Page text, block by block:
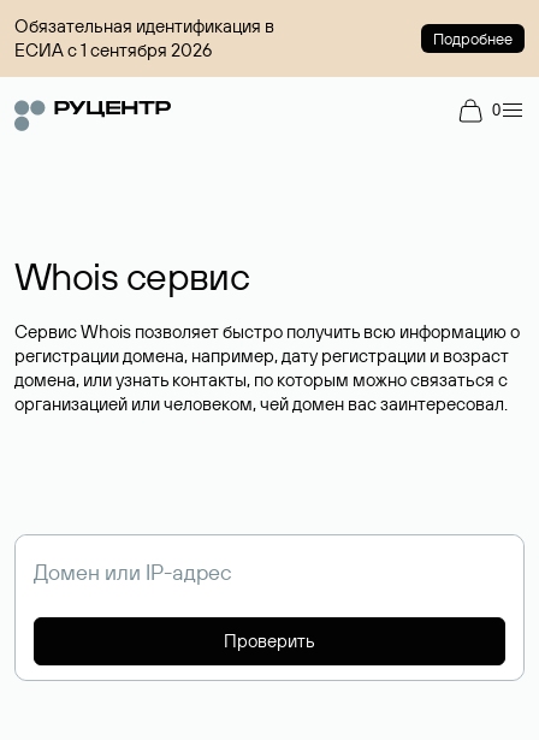
Обязательная идентификация в
ЕСИА с 1 сентября 2026
Подробнее
0
Whois сервис
Сервис Whois позволяет быстро получить всю информацию о
регистрации домена, например, дату регистрации и возраст
домена, или узнать контакты, по которым можно связаться с
организацией или человеком, чей домен вас заинтересовал.
Проверить